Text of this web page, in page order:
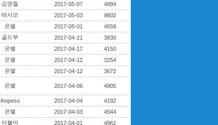
김영철 2017-05-07
4884
테사모 2017-05-03
9802
은별 2017-05-01
4559
골드부 2017-04-21
3830
은별 2017-04-17
4150
은별 2017-04-12
3254
은별 2017-04-12 3672
은별 2017-04-06 4905
ihopeso 2017-04-04
4192
은별 2017-04-03
4544
더불어 2017-04-01 4962